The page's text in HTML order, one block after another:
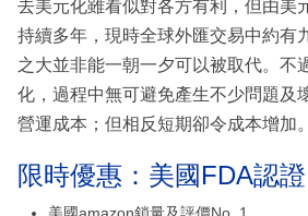
去美元化雖看似對各方有利，但由美
持續多年，現時全球外匯交易中約有
之大並非能一朝一夕可以被取代。不
化，過程中無可避免產生不少問題及
營運成本；但相反短期卻令成本增加。
限時優惠：美國FDA認